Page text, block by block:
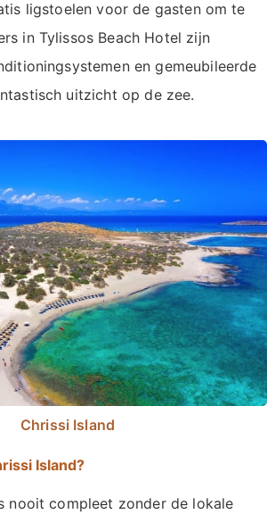
ligstoelen voor de gasten om te
in Tylissos Beach Hotel zijn
en gemeubileerde
uitzicht op de zee.
Chrissi Island
Island?
nooit compleet zonder de lokale